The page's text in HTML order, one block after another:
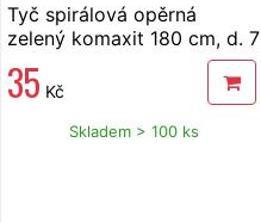
Tyč spirálová opěrná
zelený komaxit 180 cm, d. 7
35 Kč
Skladem > 100 ks